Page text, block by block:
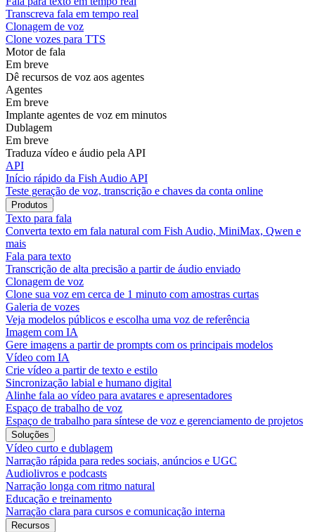
Transcreva fala em tempo real
Clonagem de voz
Clone vozes para TTS
Motor de fala
Em breve
Dê recursos de voz aos agentes
Agentes
Em breve
Implante agentes de voz em minutos
Dublagem
Em breve
Traduza vídeo e áudio pela API
API
Início rápido da Fish Audio API
Teste geração de voz, transcrição e chaves da conta online
Produtos
Texto para fala
Converta texto em fala natural com Fish Audio, MiniMax, Qwen e
mais
Fala para texto
Transcrição de alta precisão a partir de áudio enviado
Clonagem de voz
Clone sua voz em cerca de 1 minuto com amostras curtas
Galeria de vozes
Veja modelos públicos e escolha uma voz de referência
Imagem com IA
Gere imagens a partir de prompts com os principais modelos
Vídeo com IA
Crie vídeo a partir de texto e estilo
Sincronização labial e humano digital
Alinhe fala ao vídeo para avatares e apresentadores
Espaço de trabalho de voz
Espaço de trabalho para síntese de voz e gerenciamento de projetos
Soluções
Vídeo curto e dublagem
Narração rápida para redes sociais, anúncios e UGC
Audiolivros e podcasts
Narração longa com ritmo natural
Educação e treinamento
Narração clara para cursos e comunicação interna
Recursos